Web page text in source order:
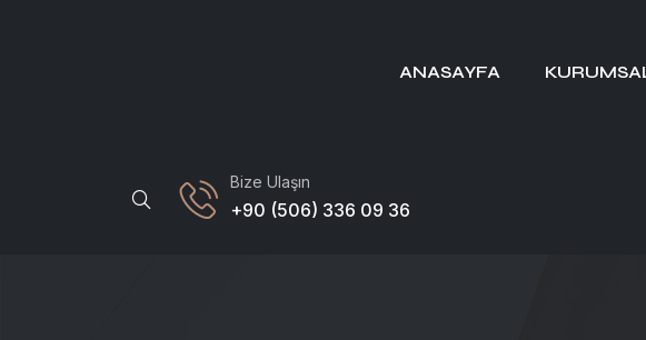
ANASAYFA
Bize Ulaşın
+90 (506) 336 09 36